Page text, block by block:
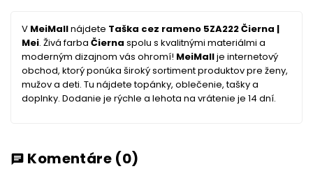
V MeiMallnájdete Taška cez rameno 5ZA222 Čierna |
Mei. Živá farba Čierna spolu s kvalitnými materiálmi a
moderným dizajnom vás ohromí! MeiMallje internetový
obchod, ktorý ponúka široký sortiment produktov pre ženy,
mužov a deti. Tu nájdete topánky, oblečenie, tašky a
doplnky. Dodanie je rýchle a lehota na vrátenie je 14 dní.
chat Komentáre (0)